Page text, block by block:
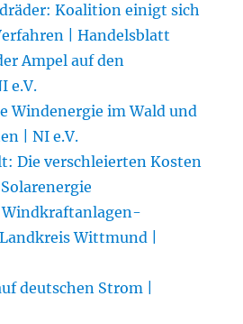
Koalition einigt sich
| Handelsblatt
Ampel auf den
e.V.
Windenergie im Wald und
| NI e.V.
Die verschleierten Kosten
Windkraftanlagen-
Wittmund |
deutschen Strom |